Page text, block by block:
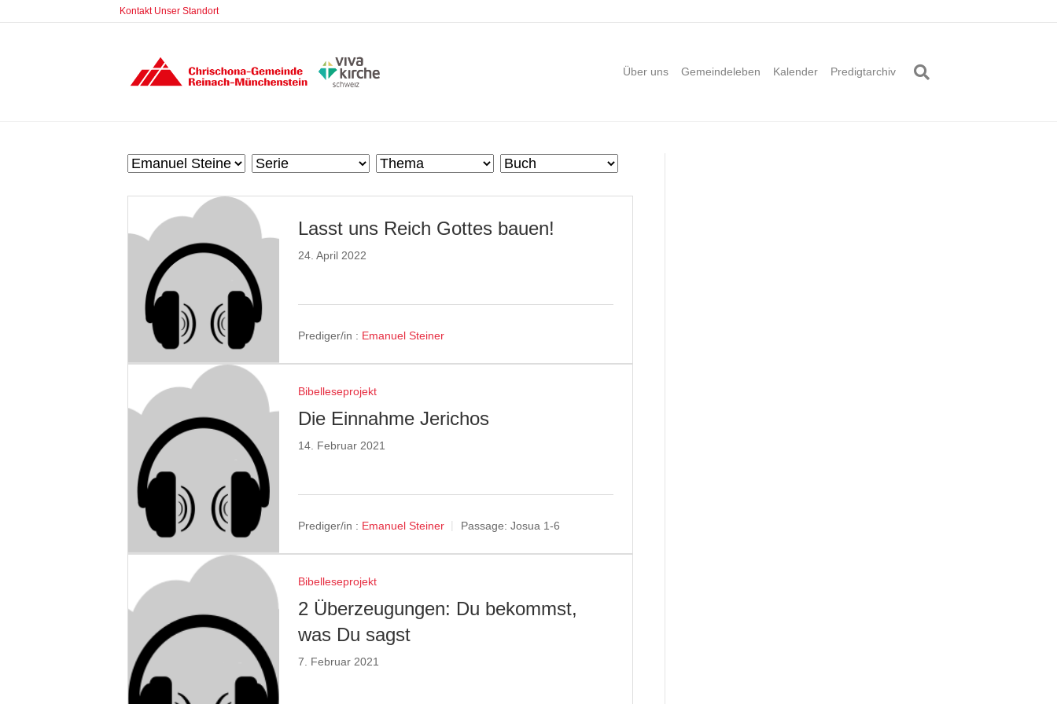
Kontakt Unser Standort
Über uns Gemeindeleben Kalender Predigtarchiv
Lasst uns Reich Gottes bauen!
24. April 2022
Prediger/in : Emanuel Steiner
Bibelleseprojekt
Die Einnahme Jerichos
14. Februar 2021
Prediger/in : Emanuel Steiner Passage: Josua 1-6
Bibelleseprojekt
2 Überzeugungen: Du bekommst,
was Du sagst
7. Februar 2021